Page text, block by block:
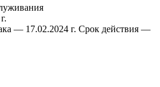
— 17.02.2024 г. Срок действия —